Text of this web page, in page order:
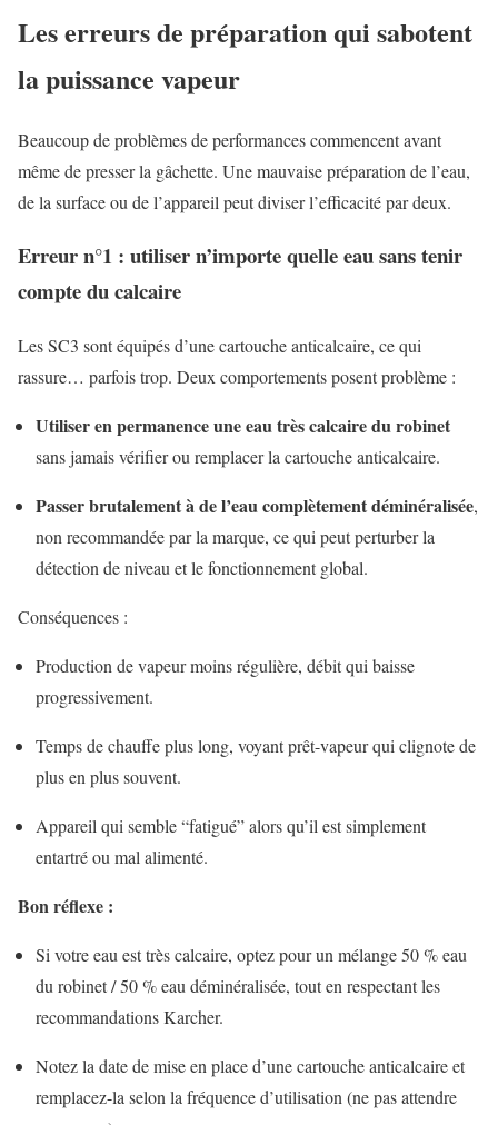
Les erreurs de préparation qui sabotent
la puissance vapeur
Beaucoup de problèmes de performances commencent avant
même de presser la gâchette. Une mauvaise préparation de l’eau,
de la surface ou de l’appareil peut diviser l’efficacité par deux.
Erreur n°1 : utiliser n’importe quelle eau sans tenir
compte du calcaire
Les SC3 sont équipés d’une cartouche anticalcaire, ce qui
rassure… parfois trop. Deux comportements posent problème :
Utiliser en permanence une eau très calcaire du robinet
sans jamais vérifier ou remplacer la cartouche anticalcaire.
Passer brutalement à de l’eau complètement déminéralisée,
non recommandée par la marque, ce qui peut perturber la
détection de niveau et le fonctionnement global.
Conséquences :
Production de vapeur moins régulière, débit qui baisse
progressivement.
Temps de chauffe plus long, voyant prêt-vapeur qui clignote de
plus en plus souvent.
Appareil qui semble “fatigué” alors qu’il est simplement
entartré ou mal alimenté.
Bon réflexe :
Si votre eau est très calcaire, optez pour un mélange 50 % eau
du robinet / 50 % eau déminéralisée, tout en respectant les
recommandations Karcher.
Notez la date de mise en place d’une cartouche anticalcaire et
remplacez-la selon la fréquence d’utilisation (ne pas attendre